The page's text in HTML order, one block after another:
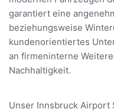
garantiert eine
beziehungsweise
kundenorientiertes
an firmeninterne
Nachhaltigkeit.
Unser Innsbruck Airport